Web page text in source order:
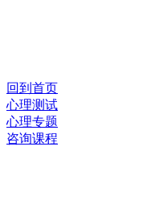
回到首页
心理测试
心理专题
咨询课程